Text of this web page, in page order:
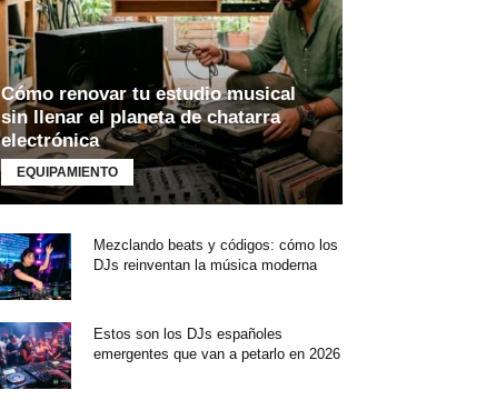
Cómo renovar tu estudio musical
sin llenar el planeta de chatarra
electrónica
EQUIPAMIENTO
Mezclando beats y códigos: cómo los
DJs reinventan la música moderna
Estos son los DJs españoles
emergentes que van a petarlo en 2026